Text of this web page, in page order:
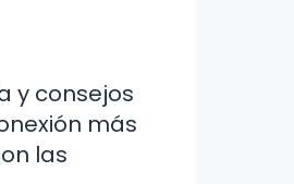
y consejos
más
las